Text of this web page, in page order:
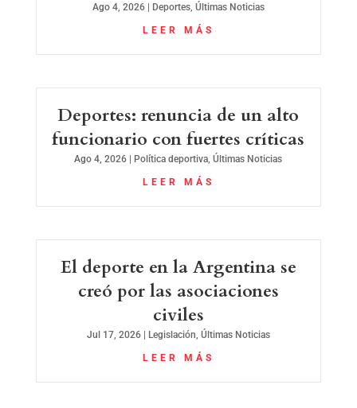
Ago 4, 2026| Deportes, Últimas Noticias
LEER MÁS
Deportes: renuncia de un alto
funcionario con fuertes críticas
Ago 4, 2026 Política deportiva,Últimas Noticias
LEER MÁS
El deporte en la Argentina se
creó por las asociaciones
civiles
Jul 17, 2026| Legislación, Últimas Noticias
LEER MÁS